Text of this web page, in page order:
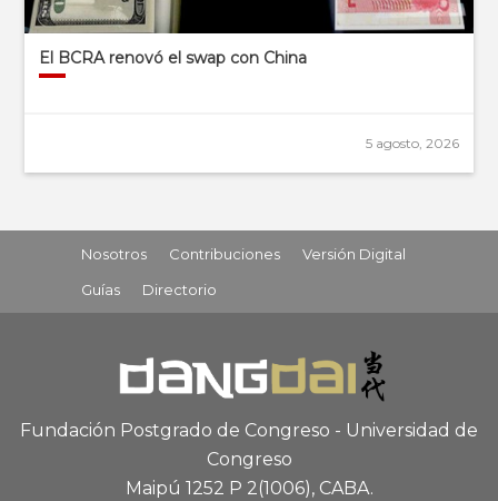
El BCRA renovó el swap con China
5 agosto, 2026
Nosotros Contribuciones
Versión Digital
Guías
Directorio
Fundación Postgrado de Congreso - Universidad de
Congreso
Maipú 1252 P 2(1006), CABA.